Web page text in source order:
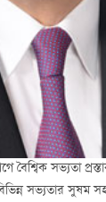
বৈশ্বিক সভ্যতা
সভ্যতার সুষম